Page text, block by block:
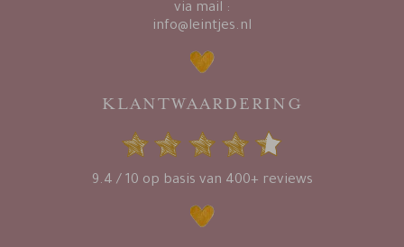
via mail :
info@leintjes.nl
KLANTWAARDERING
9.4 / 10 op basis van 400+ reviews